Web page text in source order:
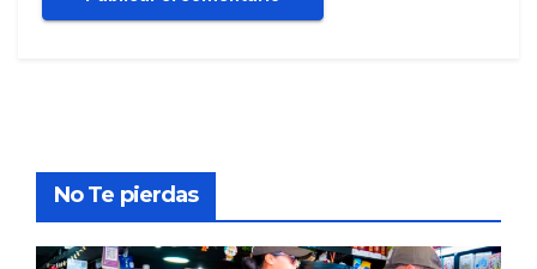
No Te pierdas